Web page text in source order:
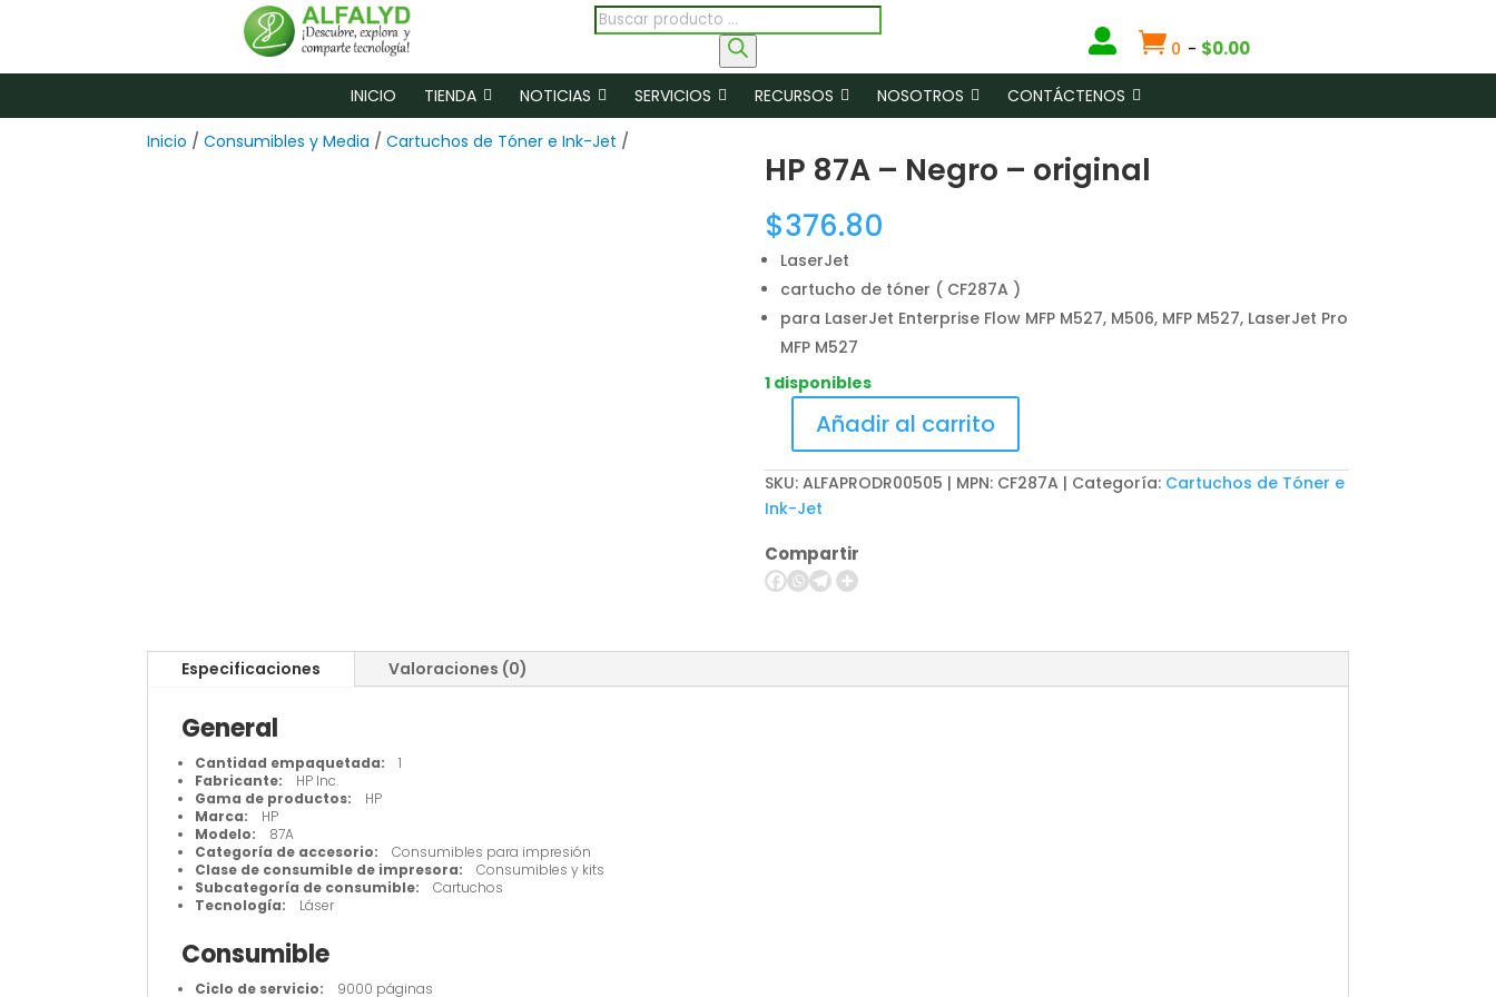
Búsqueda
productos
  0 - $0.00
INICIO TIENDA NOTICIAS SERVICIOS RECURSOS NOSOTROS CONTÁCTENOS
Inicio / Consumibles y Media / Cartuchos de Tóner e Ink-Jet /
HP 87A – Negro – original
$376.80
LaserJet
cartucho de tóner ( CF287A )
para LaserJet Enterprise Flow MFP M527, M506, MFP M527, LaserJet Pro
MFP M527
1 disponibles
-
Negro
original
cantidad
Añadir al carrito
SKU: ALFAPRODR00505 | MPN: CF287A Categoría: Cartuchos de Tóner e
Ink-Jet
Compartir
Especificaciones Valoraciones (0)
General
Cantidad empaquetada: 1
Fabricante: HP Inc.
Gama de productos: HP
Marca: HP
Modelo: 87A
Categoría de accesorio: Consumibles para impresión
Clase de consumible de impresora: Consumibles y kits
Subcategoría de consumible: Cartuchos
Tecnología: Láser
Consumible
Ciclo de servicio: 9000 páginas